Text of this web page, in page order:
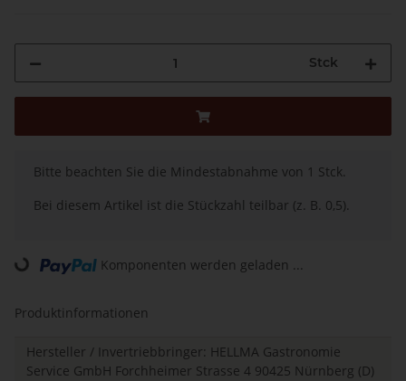
Stck
xBitte beachten Sie die Mindestabnahme von 1 Stck.
Bei diesem Artikel ist die Stückzahl teilbar (z. B. 0,5).
Komponenten werden geladen ...
Produktinformationen
Hersteller / Invertriebbringer: HELLMA Gastronomie
Service GmbH Forchheimer Strasse 4 90425 Nürnberg (D)